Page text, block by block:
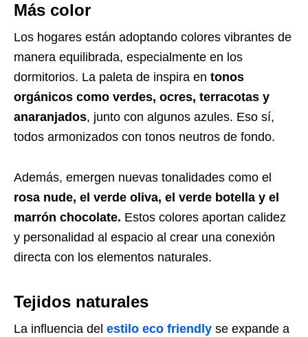
Más color
Los hogares están adoptando colores vibrantes de
manera equilibrada, especialmente en los
dormitorios. La paleta de inspira en tonos
orgánicos como verdes, ocres, terracotas y
anaranjados, junto con algunos azules. Eso sí,
todos armonizados con tonos neutros de fondo.
Además, emergen nuevas tonalidades como el
rosa nude, el verde oliva, el verde botella y el
marrón chocolate. Estos colores aportan calidez
y personalidad al espacio al crear una conexión
directa con los elementos naturales.
Tejidos naturales
La influencia del estilo eco friendly se expande a